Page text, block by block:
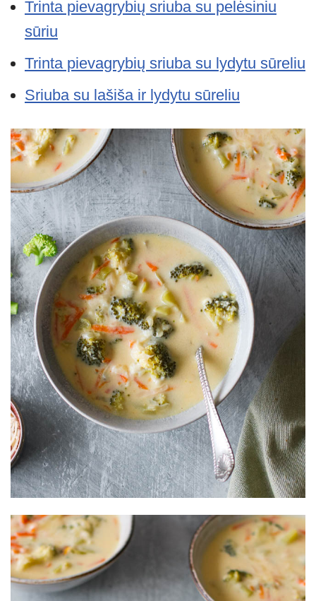
Trinta pievagrybių sriuba su pelėsiniu
sūriu
Trinta pievagrybių sriuba su lydytu sūreliu
Sriuba su lašiša ir lydytu sūreliu